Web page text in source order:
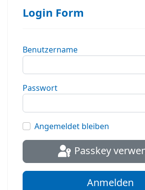
Login Form
Benutzername
Passwort
Angemeldet bleiben
Passkey
Anmelden